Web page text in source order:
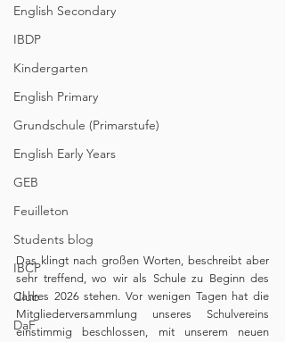
English Secondary
IBDP
Kindergarten
English Primary
Grundschule (Primarstufe)
English Early Years
GEB
Feuilleton
Students blog
IBCP
Club
DaF
Das klingt nach großen Worten, beschreibt aber
sehr treffend, wo wir als Schule zu Beginn des
Jahres 2026 stehen. Vor wenigen Tagen hat die
Mitgliederversammlung unseres Schulvereins
einstimmig beschlossen, mit unserem neuen